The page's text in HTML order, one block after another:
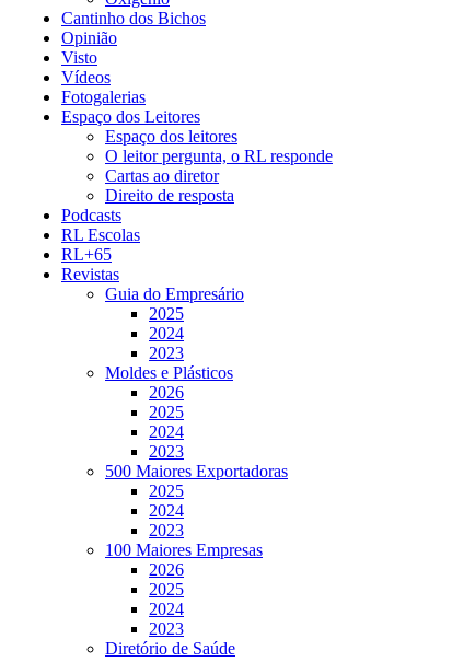
Cantinho dos Bichos
Opinião
Visto
Vídeos
Fotogalerias
Espaço dos Leitores
Espaço dos leitores
O leitor pergunta, o RL responde
Cartas ao diretor
Direito de resposta
Podcasts
RL Escolas
RL+65
Revistas
Guia do Empresário
2025
2024
2023
Moldes e Plásticos
2026
2025
2024
2023
500 Maiores Exportadoras
2025
2024
2023
100 Maiores Empresas
2026
2025
2024
2023
Diretório de Saúde